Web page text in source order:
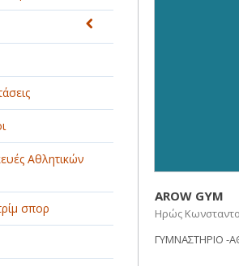
ΚΑΤΑΣΤΗΜΑΤΑ
Αθλητικών
σπορ
AROW GYM
Ηρώς
ΓΥΜΝΑΣΤΗΡΙΟ -